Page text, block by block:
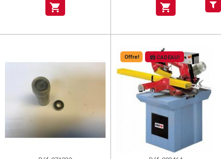
Créer une liste d'envies
(( actionText ))
((renameText))
shopping_cart shopping_cart
Offre! CADEAU!